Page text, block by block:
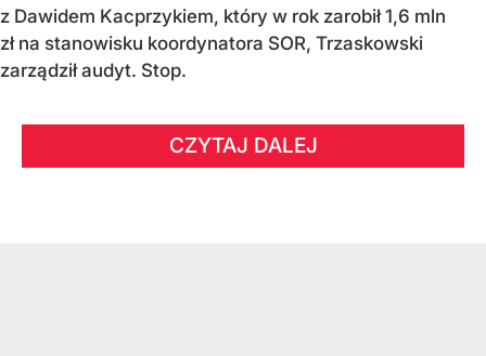
z Dawidem Kacprzykiem, który w rok zarobił 1,6 mln
zł na stanowisku koordynatora SOR, Trzaskowski
zarządził audyt. Stop.
CZYTAJ DALEJ